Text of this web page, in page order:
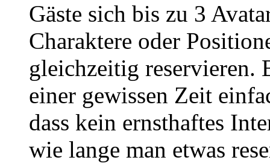
Gäste sich bis zu 3
Charaktere oder
gleichzeitig reservieren.
einer gewissen Zeit
dass kein ernsthaftes
wie lange man etwas